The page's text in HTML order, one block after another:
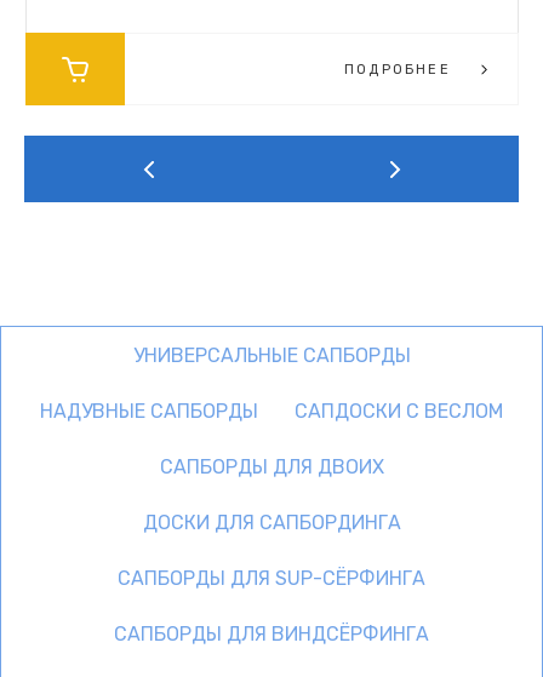
ПОДРОБНЕЕ
УНИВЕРСАЛЬНЫЕ САПБОРДЫ
НАДУВНЫЕ САПБОРДЫ САПДОСКИ С ВЕСЛОМ
САПБОРДЫ ДЛЯ ДВОИХ
ДОСКИ ДЛЯ САПБОРДИНГА
САПБОРДЫ ДЛЯ SUP-СЁРФИНГА
САПБОРДЫ ДЛЯ ВИНДСЁРФИНГА